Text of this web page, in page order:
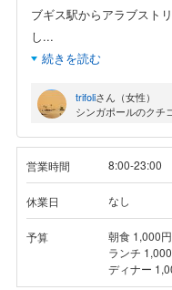
ブギス駅からアラブスト
し...
続きを読む
trifoliさん（女性）
シンガポールのクチ
営業時間 8:00-23:00
休業日 なし
予算
朝食 1,000
ランチ
ディナー